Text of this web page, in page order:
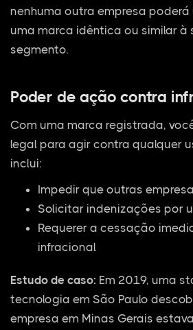
nenhuma outra empresa
uma marca idêntica ou similar à
segmento.
Poder de ação contra
Com uma marca registrada,
legal para agir contra qualquer
inclui:
Impedir que outras
Solicitar indenizações por
Requerer a cessação
infracional
Estudo de caso: Em 2019, uma
tecnologia em São Paulo
empresa em Minas Gerais